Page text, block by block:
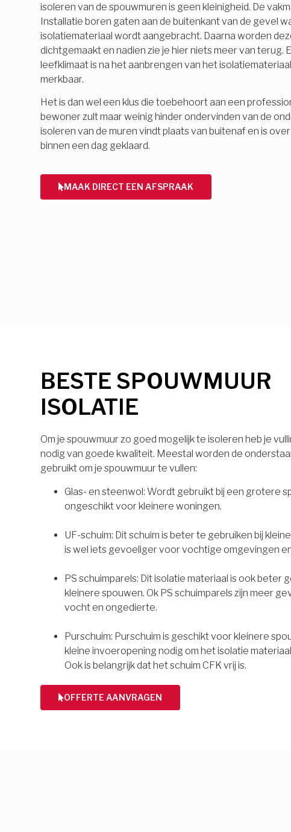
isoleren van de spouwmuren is geen kleinigheid. De
Installatie boren gaten aan de buitenkant van de gevel
isolatiemateriaal wordt aangebracht. Daarna worden
dichtgemaakt en nadien zie je hier niets meer van terug.
leefklimaat is na het aanbrengen van het
merkbaar.
Het is dan wel een klus die toebehoort aan een
bewoner zult maar weinig hinder ondervinden van de
isoleren van de muren vindt plaats van buitenaf en is
binnen een dag geklaard.
MAAK DIRECT EEN AFSPRAAK
BESTE SPOUWMUUR
ISOLATIE
Om je spouwmuur zo goed mogelijk te isoleren heb je
nodig van goede kwaliteit. Meestal worden de
gebruikt om je spouwmuur te vullen:
Glas- en steenwol: Wordt gebruikt bij een grotere
ongeschikt voor kleinere woningen.
UF-schuim: Dit schuim is beter te gebruiken bij
is wel iets gevoeliger voor vochtige omgevingen
PS schuimparels: Dit isolatie materiaal is ook beter
kleinere spouwen. Ok PS schuimparels zijn meer
vocht en ongedierte.
Purschuim: Purschuim is geschikt voor kleinere
kleine invoeropening nodig om het isolatie
Ook is belangrijk dat het schuim CFK vrij is.
OFFERTE AANVRAGEN